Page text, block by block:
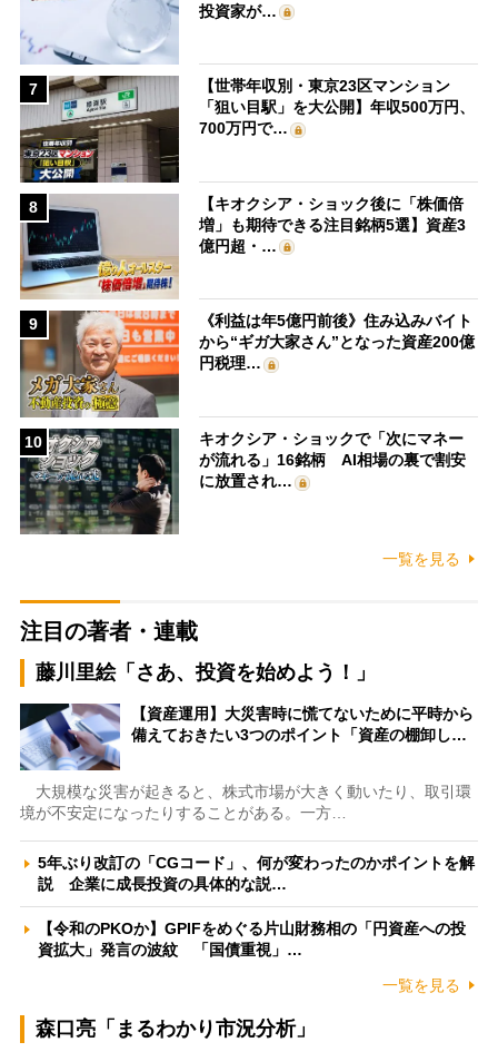
投資家が…
7
【世帯年収別・東京23区マンション
「狙い目駅」を大公開】年収500万円、
700万円で…
8
【キオクシア・ショック後に「株価倍
増」も期待できる注目銘柄5選】資産3
億円超・…
9
《利益は年5億円前後》住み込みバイト
から“ギガ大家さん”となった資産200億
円税理…
10
キオクシア・ショックで「次にマネー
が流れる」16銘柄 AI相場の裏で割安
に放置され…
一覧を見る
注目の著者・連載
藤川里絵「さあ、投資を始めよう！」
【資産運用】大災害時に慌てないために平時から
備えておきたい3つのポイント「資産の棚卸し…
大規模な災害が起きると、株式市場が大きく動いたり、取引環
境が不安定になったりすることがある。一方…
5年ぶり改訂の「CGコード」、何が変わったのかポイントを解
説 企業に成長投資の具体的な説…
【令和のPKOか】GPIFをめぐる片山財務相の「円資産への投
資拡大」発言の波紋 「国債重視」…
一覧を見る
森口亮「まるわかり市況分析」